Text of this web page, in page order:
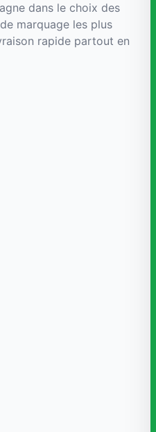
dans le choix des
marquage les plus
rapide partout en